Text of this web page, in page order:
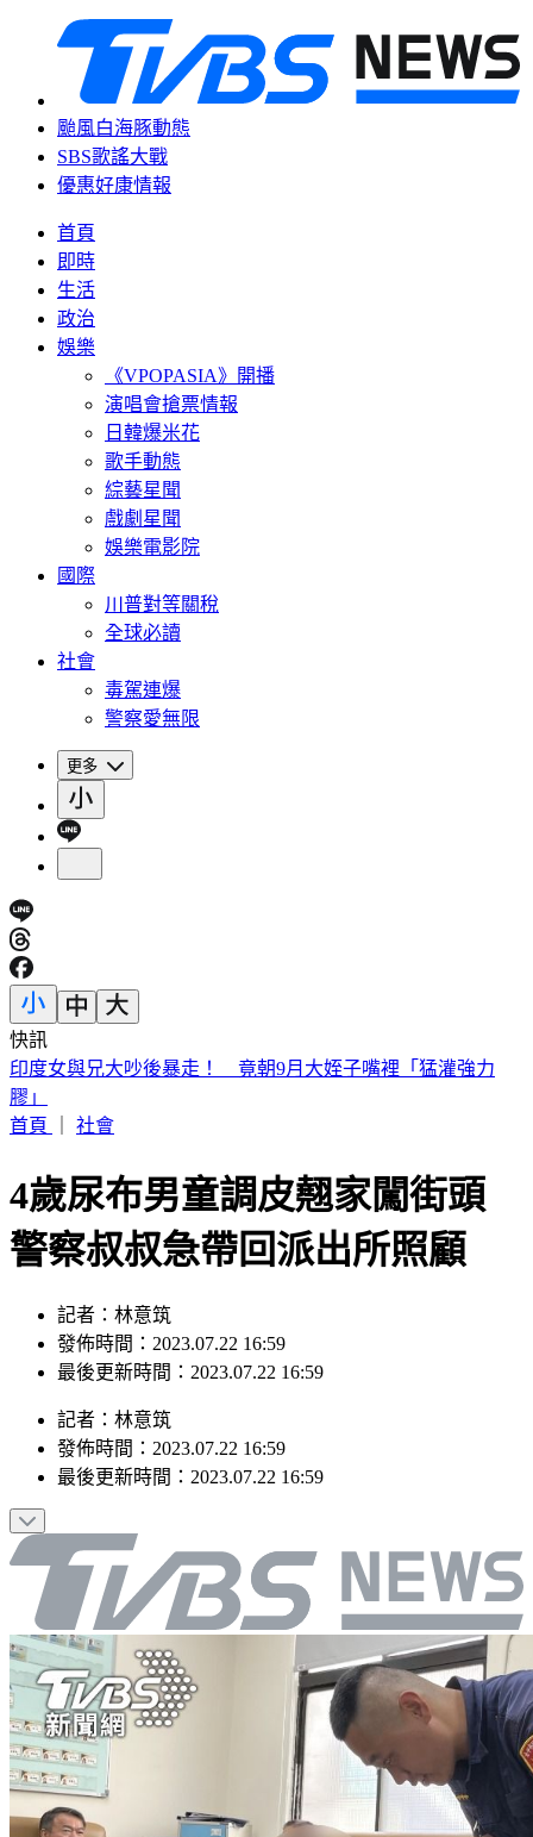
颱風白海豚動態
SBS歌謠大戰
優惠好康情報
首頁
即時
生活
政治
娛樂
《VPOPASIA》開播
演唱會搶票情報
日韓爆米花
歌手動態
綜藝星聞
戲劇星聞
娛樂電影院
國際
川普對等關稅
全球必讀
社會
毒駕連爆
警察愛無限
更多
快訊
白海豚颱風「紮實雨帶」又來了！鄭明典急籲：晚上別出門
首頁
4歲尿布男童調皮翹家闖街頭
警察叔叔急帶回派出所照顧
發佈時間：2023.07.22 16:59
最後更新時間：2023.07.22 16:59
發佈時間：2023.07.22 16:59
最後更新時間：2023.07.22 16:59